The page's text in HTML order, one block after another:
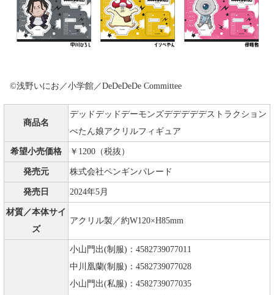
©浅野いにお／小学館／DeDeDeDe Committee
商品名
デッドデッドデーモンズデデデデデストラクション
ぺたん娘アクリルフィギュア
希望小売価格 ￥1200（税抜）
発売元 株式会社ペンギンパレード
発売日 2024年5月
材質／本体サイ
ズ
アクリル製／約W120×H85mm
小山門出(制服)：4582739077011
中川凰蘭(制服)：4582739077028
小山門出(私服)：4582739077035